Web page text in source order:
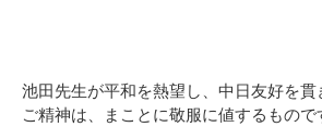
池田先生が平和を熱望し、中日友好を
ご精神は、まことに敬服に値するもので